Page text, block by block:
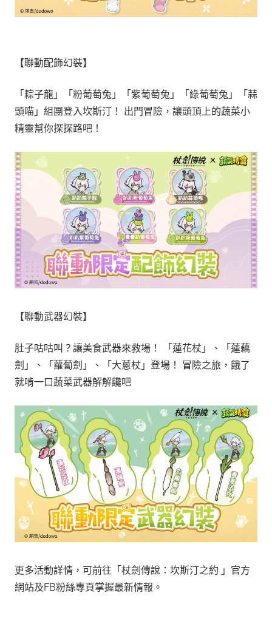
【聯動配飾幻裝】
「粽子龍」「粉葡萄兔」「紫葡萄兔」「綠葡萄兔」「蒜
頭喵」組團登入坎斯汀！ 出門冒險，讓頭頂上的蔬菜小
精靈幫你探探路吧！
【聯動武器幻裝】
肚子咕咕叫？讓美食武器來救場！ 「蓮花杖」、「蓮藕
劍」、「蘿蔔劍」、「大蔥杖」登場！ 冒險之旅，餓了
就啃一口蔬菜武器解解饞吧
更多活動詳情，可前往「杖劍傳說：坎斯汀之約 」官方
網站及FB粉絲專頁掌握最新情報。